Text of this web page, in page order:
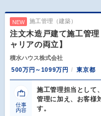
NEW 施工管理（建築）
注文木造戸建て施工管
ャリアの両立】
積水ハウス株式会社
500万円～1099万円
東京都
仕事
内容
施工管理担当として
管理に加え、お客様
す。